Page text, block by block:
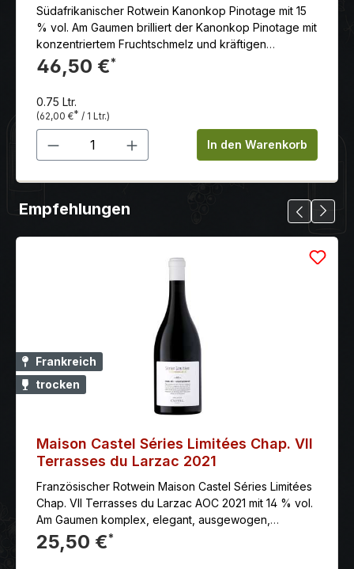
Südafrikanischer Rotwein Kanonkop Pinotage mit 15
% vol. Am Gaumen brilliert der Kanonkop Pinotage mit
konzentriertem Fruchtschmelz und kräftigen
Tanninen.
46,50 €*
0.75 Ltr.
(62,00 €* / 1 Ltr.)
Produkt Anzahl: Gib denIn den Warenkorb
Empfehlungen
Frankreich
trocken
Maison Castel Séries Limitées Chap. VII
Terrasses du Larzac 2021
Französischer Rotwein Maison Castel Séries Limitées
Chap. VII Terrasses du Larzac AOC 2021 mit 14 % vol.
Am Gaumen komplex, elegant, ausgewogen,
aromatisch und lebendig. Großes Reifepotenzial mit
einer Lagerfähigkeit von bis zu 12 Jahren
25,50 €*